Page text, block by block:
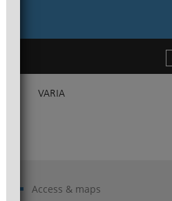
VARIA
Access & maps